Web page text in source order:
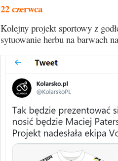
22 czerwca
Kolejny projekt sportowy z
sytuowanie herbu na barwach